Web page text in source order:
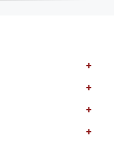
+
+
+
+